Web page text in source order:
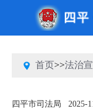
首页>>法治
四平市司法局 2025-